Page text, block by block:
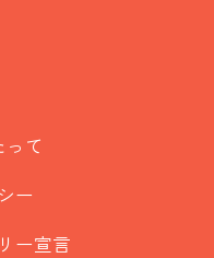
て
ー
ー宣言